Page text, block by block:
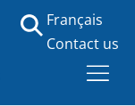
Français
Contact us